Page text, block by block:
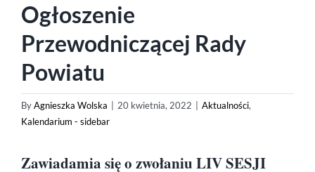
Ogłoszenie
Przewodniczącej Rady
Powiatu
ByAgnieszka Wolska 20 kwietnia, 2022 Aktualności,
Kalendarium - sidebar
Zawiadamia się o zwołaniuLIVSESJI